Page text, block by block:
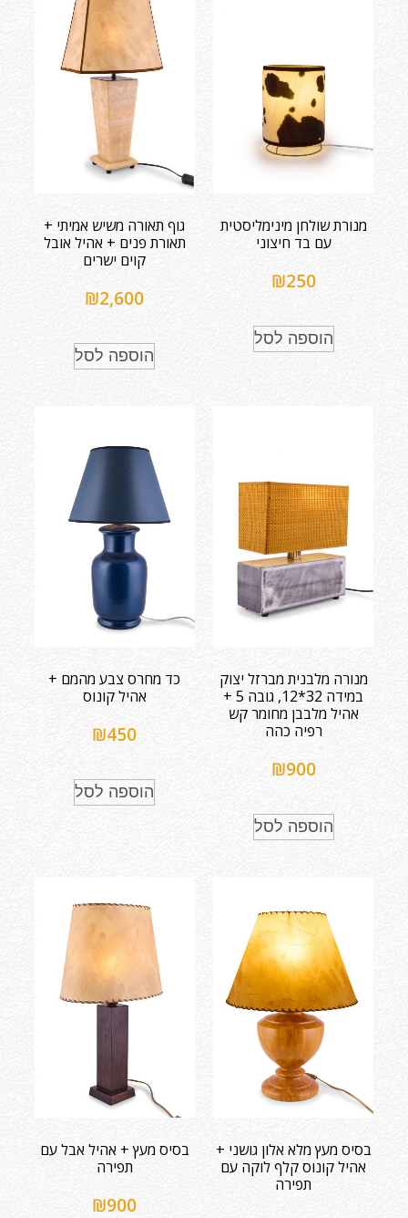
מנורת שולחן מינימליסטית
עם בד חיצוני
₪250
הוספה לסל
גוף תאורה משיש אמיתי +
תאורת פנים + אהיל אובל
קוים ישרים
₪2,600
הוספה לסל
מנורה מלבנית מברזל יצוק
במידה 32*12, גובה 5 +
אהיל מלבבן מחומר קש
רפיה כהה
₪900
הוספה לסל
כד מחרס צבע מהמם +
אהיל קונוס
₪450
הוספה לסל
בסיס מעץ מלא אלון גושני +
אהיל קונוס קלף לוקה עם
תפירה
בסיס מעץ + אהיל אבל עם
תפירה
₪900